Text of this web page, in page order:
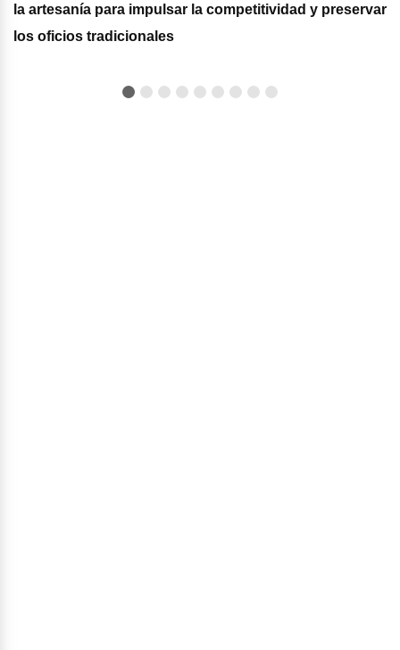
la artesanía para impulsar la competitividad y preservar
los oficios tradicionales